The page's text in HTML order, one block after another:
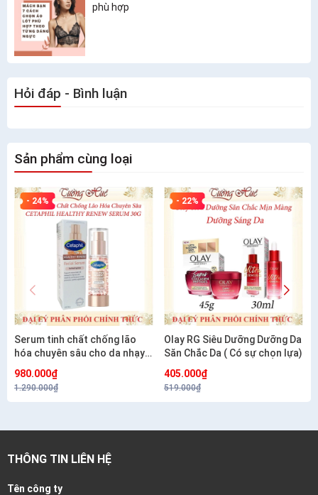
phù hợp
Hỏi đáp - Bình luận
Sản phẩm cùng loại
- 24%
Serum tinh chất chống lão
hóa chuyên sâu cho da nhạy
RENEW SERUM 30G
980.000₫
1.290.000₫
- 22%
Olay RG Siêu Dưỡng Dưỡng Da
Săn Chắc Da ( Có sự chọn lựa)
405.000₫
519.000₫
THÔNG TIN LIÊN HỆ
Tên công ty